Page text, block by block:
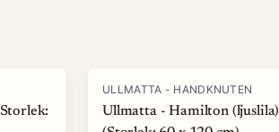
ULLMATTA - HANDKNUTEN
Ullmatta - Hamilton (ljuslila)